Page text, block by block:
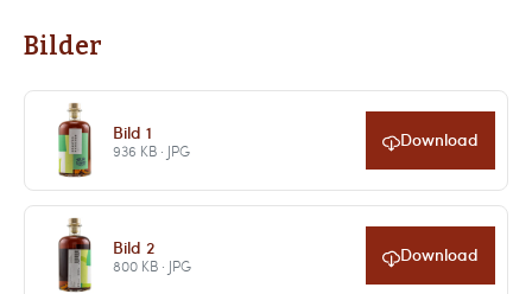
Bilder
Bild 1
936 KB · JPG Download
Bild 2
800 KB · JPG Download